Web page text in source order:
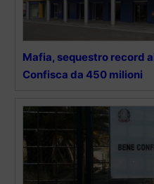
Mafia, sequestro record
Confisca da 450 milioni